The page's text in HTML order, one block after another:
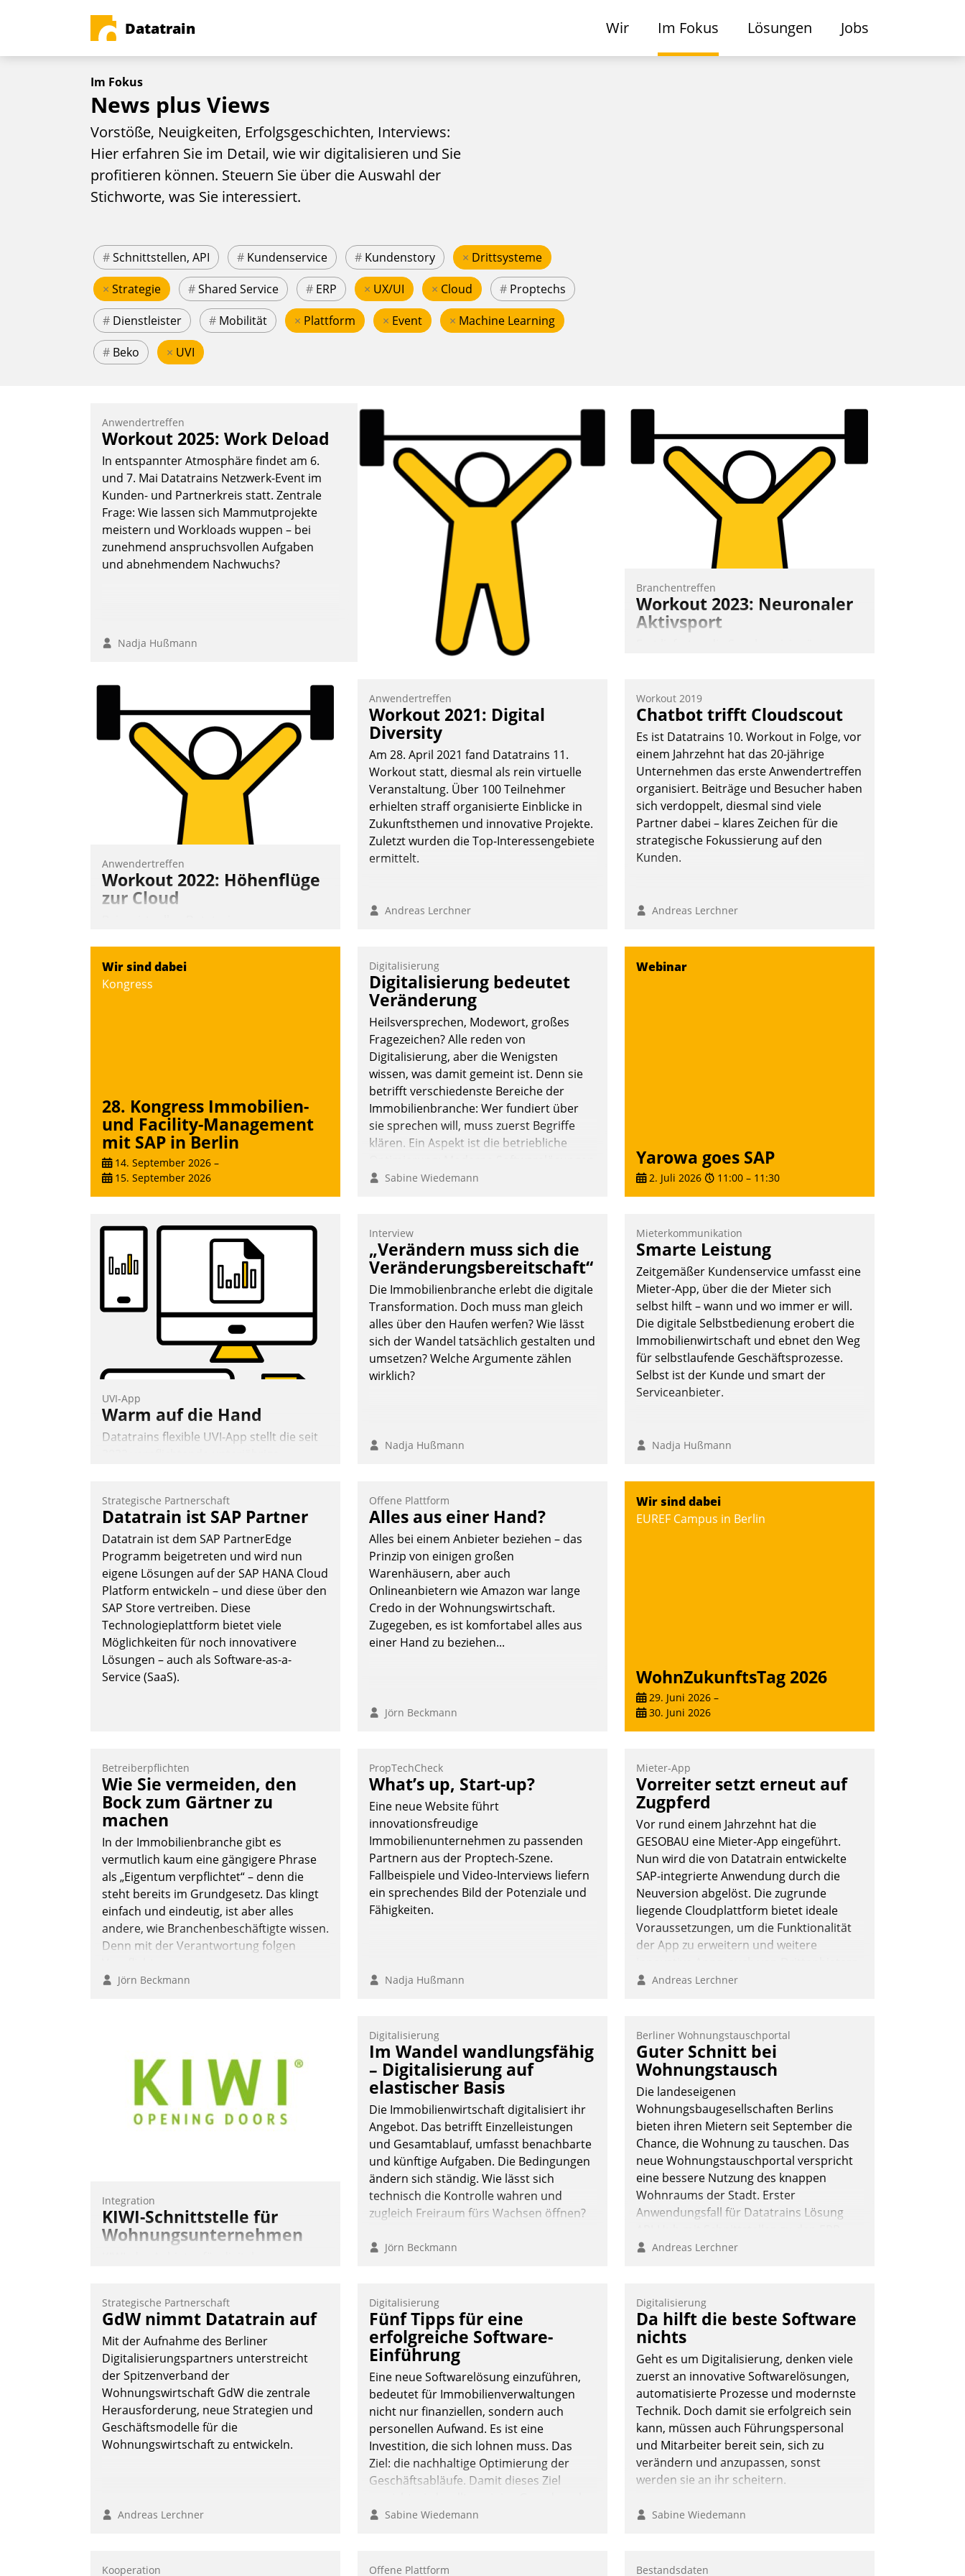
Datatrain Wir Im Fokus Lösungen Jobs
Im Fokus
News plus Views
Vorstöße, Neuigkeiten, Erfolgsgeschichten, Interviews:
Hier erfahren Sie im Detail, wie wir digitalisieren und Sie
profitieren können. Steuern Sie über die Auswahl der
Stichworte, was Sie interessiert.
#Schnittstellen, API # Kundenservice # Kundenstory × Drittsysteme
× Strategie #Shared Service # ERP × UX/UI × Cloud # Proptechs
# Dienstleister # Mobilität × Plattform × Event × Machine Learning
# Beko × UVI
Anwendertreffen
Workout 2025: Work Deload
In entspannter Atmosphäre findet am 6.
und 7. Mai Datatrains Netzwerk-Event im
Kunden- und Partnerkreis statt. Zentrale
Frage: Wie lassen sich Mammutprojekte
meistern und Workloads wuppen – bei
zunehmend anspruchsvollen Aufgaben
und abnehmendem Nachwuchs?
Nadja Hußmann
Branchentreffen
Workout 2023: Neuronaler
Aktivsport
Vernetzungsideen fürs Quartier.
Dazwischen zeigte Datatrain, was es
Neues zu bieten hat.
Nadja Hußmann
Anwendertreffen
Workout 2022: Höhenflüge
zur Cloud
Teilnehmer kurzweilige Einblicke in
innovative Cloud-Strategien und -
Anwendertreffen
Workout 2021: Digital
Diversity
Am 28. April 2021 fand Datatrains 11.
Workout statt, diesmal als rein virtuelle
Veranstaltung. Über 100 Teilnehmer
erhielten straff organisierte Einblicke in
Zukunftsthemen und innovative Projekte.
Zuletzt wurden die Top-Interessengebiete
ermittelt.
Andreas Lerchner
Workout 2019
Chatbot trifft Cloudscout
Es ist Datatrains 10. Workout in Folge, vor
einem Jahrzehnt hat das 20-jährige
Unternehmen das erste Anwendertreffen
organisiert. Beiträge und Besucher haben
sich verdoppelt, diesmal sind viele
Partner dabei – klares Zeichen für die
strategische Fokussierung auf den
Kunden.
Andreas Lerchner
Wir sind dabei
Kongress
28. Kongress Immobilien-
und Facility-Management
mit SAP in Berlin
14. September 2026 –
15. September 2026
Digitalisierung
Digitalisierung bedeutet
Veränderung
Heilsversprechen, Modewort, großes
Fragezeichen? Alle reden von
Digitalisierung, aber die Wenigsten
wissen, was damit gemeint ist. Denn sie
betrifft verschiedenste Bereiche der
Immobilienbranche: Wer fundiert über
sie sprechen will, muss zuerst Begriffe
klären. Ein Aspekt ist die betriebliche
ermöglichen große Einsparungen durch
Allein mit der Einführung einer neuen
Software ist es nicht getan. Die
Digitalisierung erfordert von
Unternehmen die Bereitschaft, sich zu
überprüfen, zu hinterfragen und zu
verändern.
Sabine Wiedemann
Webinar
Yarowa goes SAP
2. Juli 2026 11:00 – 11:30
UVI-App
Warm auf die Hand
Datatrains flexible UVI-App stellt die seit
Die monatlichen Mitteilungen zum
Heizungs- und Wasserverbrauch gehen
automatisiert, vollständig und auf
Wunsch über mehrere zuvor festgelegte
Kommunikationswege bei den
Empfängern ein.
Nadja Hußmann
Interview
„Verändern muss sich die
Veränderungsbereitschaft“
Die Immobilienbranche erlebt die digitale
Transformation. Doch muss man gleich
alles über den Haufen werfen? Wie lässt
sich der Wandel tatsächlich gestalten und
umsetzen? Welche Argumente zählen
wirklich?
Nadja Hußmann
Mieterkommunikation
Smarte Leistung
Zeitgemäßer Kundenservice umfasst eine
Mieter-App, über die der Mieter sich
selbst hilft – wann und wo immer er will.
Die digitale Selbstbedienung erobert die
Immobilienwirtschaft und ebnet den Weg
für selbstlaufende Geschäftsprozesse.
Selbst ist der Kunde und smart der
Serviceanbieter.
Nadja Hußmann
Strategische Partnerschaft
Datatrain ist SAP Partner
Datatrain ist dem SAP PartnerEdge
Programm beigetreten und wird nun
eigene Lösungen auf der SAP HANA Cloud
Platform entwickeln – und diese über den
SAP Store vertreiben. Diese
Technologieplattform bietet viele
Möglichkeiten für noch innovativere
Lösungen – auch als Software-as-a-
Service (SaaS).
Offene Plattform
Alles aus einer Hand?
Alles bei einem Anbieter beziehen – das
Prinzip von einigen großen
Warenhäusern, aber auch
Onlineanbietern wie Amazon war lange
Credo in der Wohnungswirtschaft.
Zugegeben, es ist komfortabel alles aus
einer Hand zu beziehen...
Jörn Beckmann
Wir sind dabei
EUREF Campus in Berlin
WohnZukunftsTag 2026
29. Juni 2026 –
30. Juni 2026
Betreiberpflichten
Wie Sie vermeiden, den
Bock zum Gärtner zu
machen
In der Immobilienbranche gibt es
vermutlich kaum eine gängigere Phrase
als „Eigentum verpflichtet“ – denn die
steht bereits im Grundgesetz. Das klingt
einfach und eindeutig, ist aber alles
andere, wie Branchenbeschäftigte wissen.
Denn mit der Verantwortung folgen
Jörn Beckmann
PropTechCheck
What’s up, Start-up?
Eine neue Website führt
innovationsfreudige
Immobilienunternehmen zu passenden
Partnern aus der Proptech-Szene.
Fallbeispiele und Video-Interviews liefern
ein sprechendes Bild der Potenziale und
Fähigkeiten.
Nadja Hußmann
Mieter-App
Vorreiter setzt erneut auf
Zugpferd
Vor rund einem Jahrzehnt hat die
GESOBAU eine Mieter-App eingeführt.
Nun wird die von Datatrain entwickelte
SAP-integrierte Anwendung durch die
Neuversion abgelöst. Die zugrunde
liegende Cloudplattform bietet ideale
Voraussetzungen, um die Funktionalität
der App zu erweitern und weitere
in SAP zu integrieren.
Andreas Lerchner
Integration
KIWI-Schnittstelle für
Wohnungsunternehmen
Softwareentwicklungshaus Datatrain.
Andreas Lerchner
Digitalisierung
Im Wandel wandlungsfähig
– Digitalisierung auf
elastischer Basis
Die Immobilienwirtschaft digitalisiert ihr
Angebot. Das betrifft Einzelleistungen
und Gesamtablauf, umfasst benachbarte
und künftige Aufgaben. Die Bedingungen
ändern sich ständig. Wie lässt sich
technisch die Kontrolle wahren und
zugleich Freiraum fürs Wachsen öffnen?
Jörn Beckmann
Berliner Wohnungstauschportal
Guter Schnitt bei
Wohnungstausch
Die landeseigenen
Wohnungsbaugesellschaften Berlins
bieten ihren Mietern seit September die
Chance, die Wohnung zu tauschen. Das
neue Wohnungstauschportal verspricht
eine bessere Nutzung des knappen
Wohnraums der Stadt. Erster
Anwendungsfall für Datatrains Lösung
Systemen der Unternehmen.
Andreas Lerchner
Strategische Partnerschaft
GdW nimmt Datatrain auf
Mit der Aufnahme des Berliner
Digitalisierungspartners unterstreicht
der Spitzenverband der
Wohnungswirtschaft GdW die zentrale
Herausforderung, neue Strategien und
Geschäftsmodelle für die
Wohnungswirtschaft zu entwickeln.
Andreas Lerchner
Digitalisierung
Fünf Tipps für eine
erfolgreiche Software-
Einführung
Eine neue Softwarelösung einzuführen,
bedeutet für Immobilienverwaltungen
nicht nur finanziellen, sondern auch
personellen Aufwand. Es ist eine
Investition, die sich lohnen muss. Das
Ziel: die nachhaltige Optimierung der
Geschäftsabläufe. Damit dieses Ziel
befolgt werden.
Sabine Wiedemann
Digitalisierung
Da hilft die beste Software
nichts
Geht es um Digitalisierung, denken viele
zuerst an innovative Softwarelösungen,
automatisierte Prozesse und modernste
Technik. Doch damit sie erfolgreich sein
kann, müssen auch Führungspersonal
und Mitarbeiter bereit sein, sich zu
verändern und anzupassen, sonst
werden sie an ihr scheitern.
Sabine Wiedemann
Kooperation Offene Plattform Bestandsdaten